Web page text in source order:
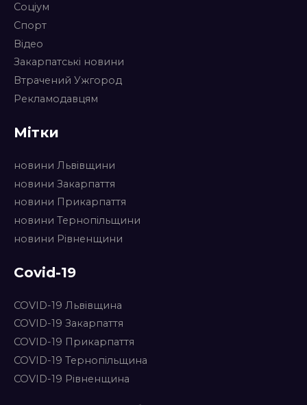
Соціум
Спорт
Відео
Закарпатські новини
Втрачений Ужгород
Рекламодавцям
Мітки
новини Львівщини
новини Закарпаття
новини Прикарпаття
новини Тернопільщини
новини Рівненщини
Covid-19
COVID-19 Львівщина
COVID-19 Закарпаття
COVID-19 Прикарпаття
COVID-19 Тернопільщина
COVID-19 Рівненщина